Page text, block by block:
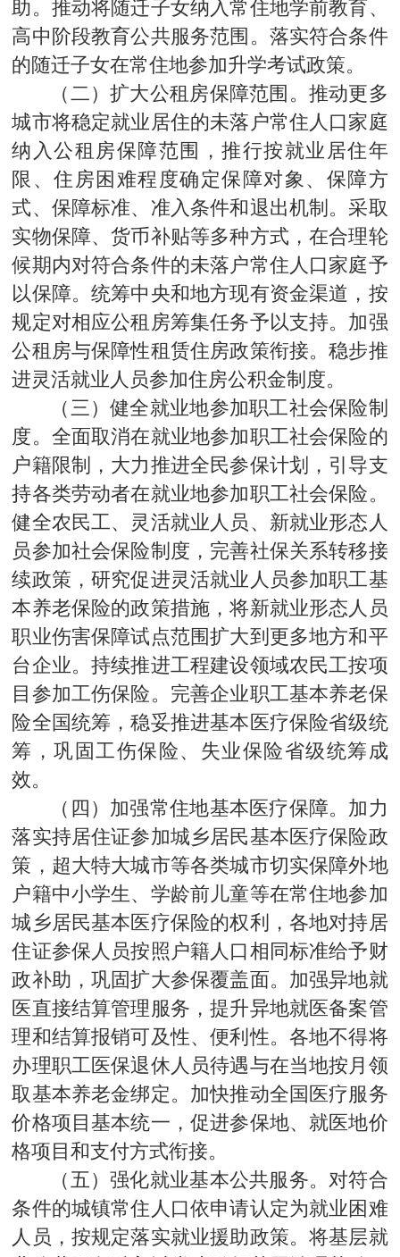
助。推动将随迁子女纳入常住地学前教育、
高中阶段教育公共服务范围。落实符合条件
的随迁子女在常住地参加升学考试政策。
（二）扩大公租房保障范围。推动更多
城市将稳定就业居住的未落户常住人口家庭
纳入公租房保障范围，推行按就业居住年
限、住房困难程度确定保障对象、保障方
式、保障标准、准入条件和退出机制。采取
实物保障、货币补贴等多种方式，在合理轮
候期内对符合条件的未落户常住人口家庭予
以保障。统筹中央和地方现有资金渠道，按
规定对相应公租房筹集任务予以支持。加强
公租房与保障性租赁住房政策衔接。稳步推
进灵活就业人员参加住房公积金制度。
（三）健全就业地参加职工社会保险制
度。全面取消在就业地参加职工社会保险的
户籍限制，大力推进全民参保计划，引导支
持各类劳动者在就业地参加职工社会保险。
健全农民工、灵活就业人员、新就业形态人
员参加社会保险制度，完善社保关系转移接
续政策，研究促进灵活就业人员参加职工基
本养老保险的政策措施，将新就业形态人员
职业伤害保障试点范围扩大到更多地方和平
台企业。持续推进工程建设领域农民工按项
目参加工伤保险。完善企业职工基本养老保
险全国统筹，稳妥推进基本医疗保险省级统
筹，巩固工伤保险、失业保险省级统筹成
效。
（四）加强常住地基本医疗保障。加力
落实持居住证参加城乡居民基本医疗保险政
策，超大特大城市等各类城市切实保障外地
户籍中小学生、学龄前儿童等在常住地参加
城乡居民基本医疗保险的权利，各地对持居
住证参保人员按照户籍人口相同标准给予财
政补助，巩固扩大参保覆盖面。加强异地就
医直接结算管理服务，提升异地就医备案管
理和结算报销可及性、便利性。各地不得将
办理职工医保退休人员待遇与在当地按月领
取基本养老金绑定。加快推动全国医疗服务
价格项目基本统一，促进参保地、就医地价
格项目和支付方式衔接。
（五）强化就业基本公共服务。对符合
条件的城镇常住人口依申请认定为就业困难
人员，按规定落实就业援助政策。将基层就